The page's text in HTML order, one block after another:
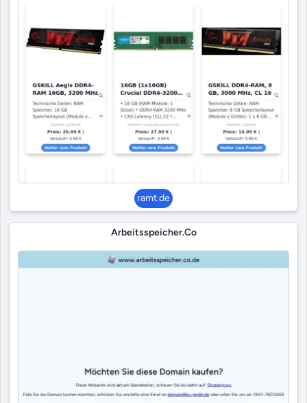
ramt.de
Arbeitsspeicher.co